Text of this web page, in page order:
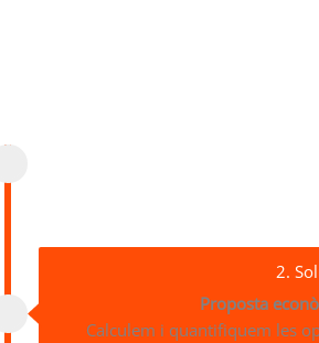
2.
Proposta
Calculem i quantifiquem les